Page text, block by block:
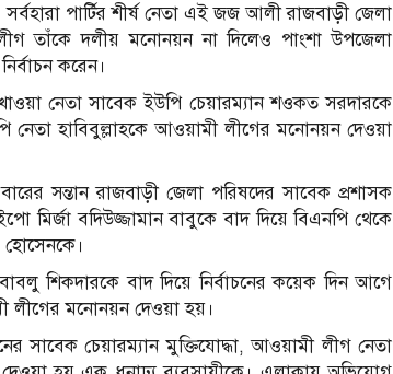
পার্টির শীর্ষ নেতা এই জজ আলী রাজবাড়ী জেলা
লীগ তাঁকে দলীয় মনোনয়ন না দিলেও পাংশা উপজেলা
করেন।
নেতা সাবেক ইউপি চেয়ারম্যান শওকত সরদারকে
নেতা হাবিবুল্লাহকে আওয়ামী লীগের মনোনয়ন দেওয়া
সন্তান রাজবাড়ী জেলা পরিষদের সাবেক প্রশাসক
বদিউজ্জামান বাবুকে বাদ দিয়ে বিএনপি থেকে
হোসেনকে।
শিকদারকে বাদ দিয়ে নির্বাচনের কয়েক দিন আগে
লীগের মনোনয়ন দেওয়া হয়।
সাবেক চেয়ারম্যান মুক্তিযোদ্ধা, আওয়ামী লীগ নেতা